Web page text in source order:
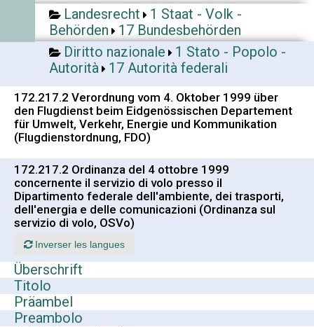
Landesrecht
1 Staat - Volk -
Behörden
17 Bundesbehörden
Diritto nazionale
1 Stato - Popolo -
Autorità
17 Autorità federali
172.217.2 Verordnung vom 4. Oktober 1999 über
den Flugdienst beim Eidgenössischen Departement
für Umwelt, Verkehr, Energie und Kommunikation
(Flugdienstordnung, FDO)
172.217.2 Ordinanza del 4 ottobre 1999
concernente il servizio di volo presso il
Dipartimento federale dell'ambiente, dei trasporti,
dell'energia e delle comunicazioni (Ordinanza sul
servizio di volo, OSVo)
Inverser les langues
Überschrift
Titolo
Präambel
Preambolo